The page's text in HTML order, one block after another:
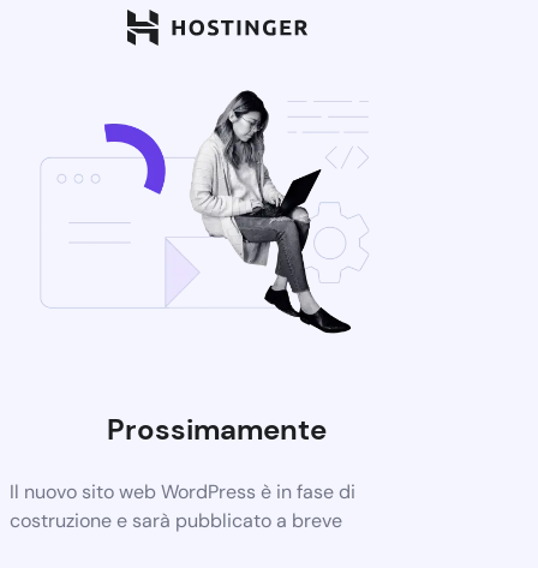
Prossimamente
Il nuovo sito web WordPress è in fase di
costruzione e sarà pubblicato a breve